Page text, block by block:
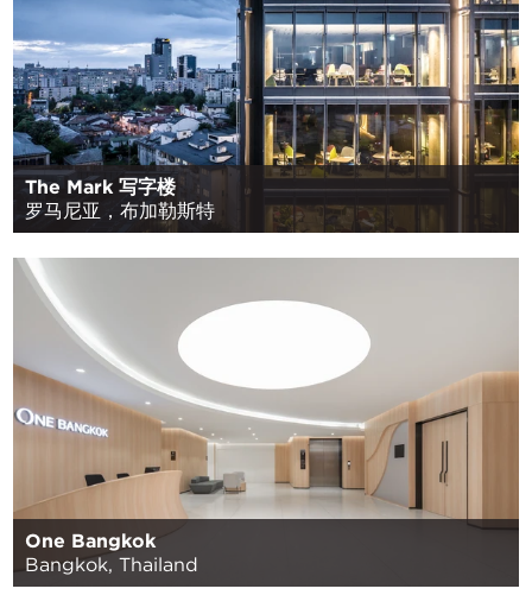
The Mark 写字楼
罗马尼亚，布加勒斯特
One Bangkok
Bangkok, Thailand